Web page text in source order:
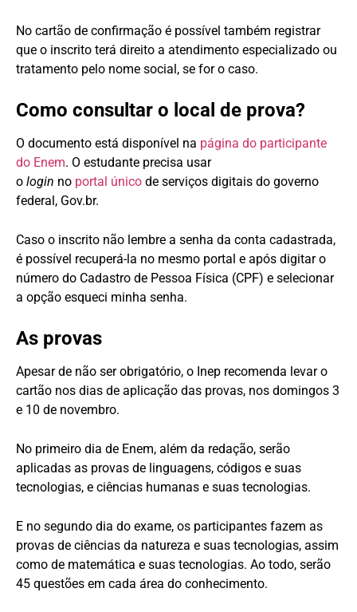
No cartão de confirmação é possível também registrar
que o inscrito terá direito a atendimento especializado ou
tratamento pelo nome social, se for o caso.
Como consultar o local de prova?
O documento está disponível na página do participante
do Enem. O estudante precisa usar
o login no portal único de serviços digitais do governo
federal, Gov.br.
Caso o inscrito não lembre a senha da conta cadastrada,
é possível recuperá-la no mesmo portal e após digitar o
número do Cadastro de Pessoa Física (CPF) e selecionar
a opção esqueci minha senha.
As provas
Apesar de não ser obrigatório, o Inep recomenda levar o
cartão nos dias de aplicação das provas, nos domingos 3
e 10 de novembro.
No primeiro dia de Enem, além da redação, serão
aplicadas as provas de linguagens, códigos e suas
tecnologias, e ciências humanas e suas tecnologias.
E no segundo dia do exame, os participantes fazem as
provas de ciências da natureza e suas tecnologias, assim
como de matemática e suas tecnologias. Ao todo, serão
45 questões em cada área do conhecimento.